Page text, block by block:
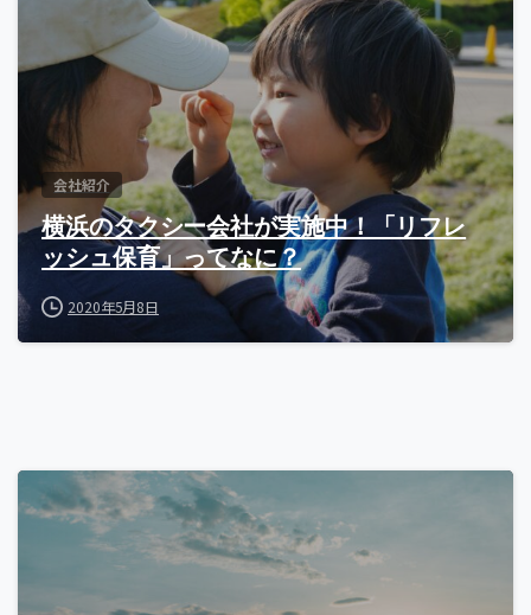
会社紹介
横浜のタクシー会社が実施中！「リフレ
ッシュ保育」ってなに？
2020年5月8日